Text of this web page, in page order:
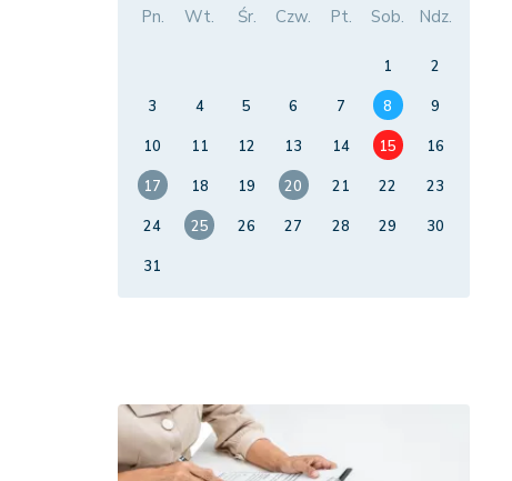
Pn. Wt. Śr. Czw. Pt. Sob. Ndz.
1
2
3
4 5 6 7 8
9
10
11 12 13 14 15
16
17
18 19 20 21 22
23
24
25 26 27 28 29
30
31